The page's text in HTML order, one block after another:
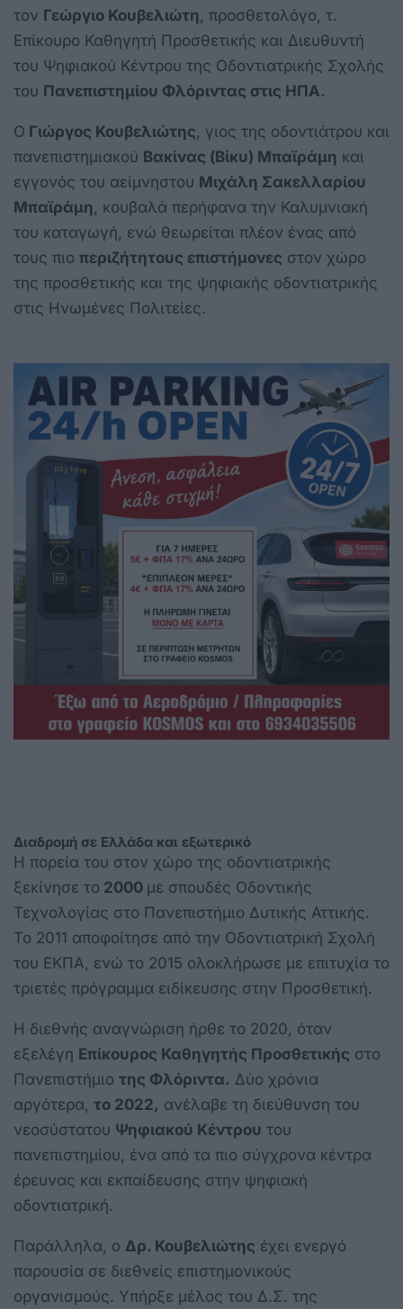
τον Γεώργιο Κουβελιώτη , προσθετολόγο, τ.
Επίκουρο Καθηγητή Προσθετικής και Διευθυντή
του Ψηφιακού Κέντρου της Οδοντιατρικής Σχολής
του Πανεπιστημίου Φλόριντας στις ΗΠΑ.
Ο Γιώργος Κουβελιώτης , γιος της οδοντιάτρου και
πανεπιστημιακού Βακίνας (Βίκυ) Μπαϊράμη και
εγγονός του αείμνηστου Μιχάλη Σακελλαρίου
Μπαϊράμη , κουβαλά περήφανα την Καλυμνιακή
του καταγωγή, ενώ θεωρείται πλέον ένας από
τους πιο περιζήτητους επιστήμονες στον χώρο
της προσθετικής και της ψηφιακής οδοντιατρικής
στις Ηνωμένες Πολιτείες.
Διαδρομή σε Ελλάδα και εξωτερικό
Η πορεία του στον χώρο της οδοντιατρικής
ξεκίνησε το 2000 με σπουδές Οδοντικής
Τεχνολογίας στο Πανεπιστήμιο Δυτικής Αττικής.
Το 2011 αποφοίτησε από την Οδοντιατρική Σχολή
του ΕΚΠΑ, ενώ το 2015 ολοκλήρωσε με επιτυχία το
τριετές πρόγραμμα ειδίκευσης στην Προσθετική.
Η διεθνής αναγνώριση ήρθε το 2020, όταν
εξελέγη Επίκουρος Καθηγητής Προσθετικής στο
Πανεπιστήμιο της Φλόριντα. Δύο χρόνια
αργότερα, το 2022, ανέλαβε τη διεύθυνση του
νεοσύστατου Ψηφιακού Κέντρου του
πανεπιστημίου, ένα από τα πιο σύγχρονα κέντρα
έρευνας και εκπαίδευσης στην ψηφιακή
οδοντιατρική.
Παράλληλα, ο Δρ. Κουβελιώτης έχει ενεργό
παρουσία σε διεθνείς επιστημονικούς
οργανισμούς. Υπήρξε μέλος του Δ.Σ. της